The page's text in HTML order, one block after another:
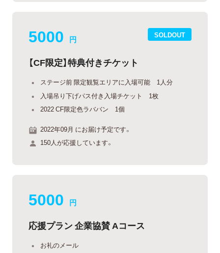
SOLDOUT
5000 円
【CF限定】特典付きチケット
ステージ前 限定観覧エリアに入場可能 1人分
入場吊り下げパス付き入場チケット 1枚
2022 CF限定色ラババン 1個
2022年09月 にお届け予定です。
150人が応援しています。
5000 円
応援プラン 企業協賛 Aコース
お礼のメール